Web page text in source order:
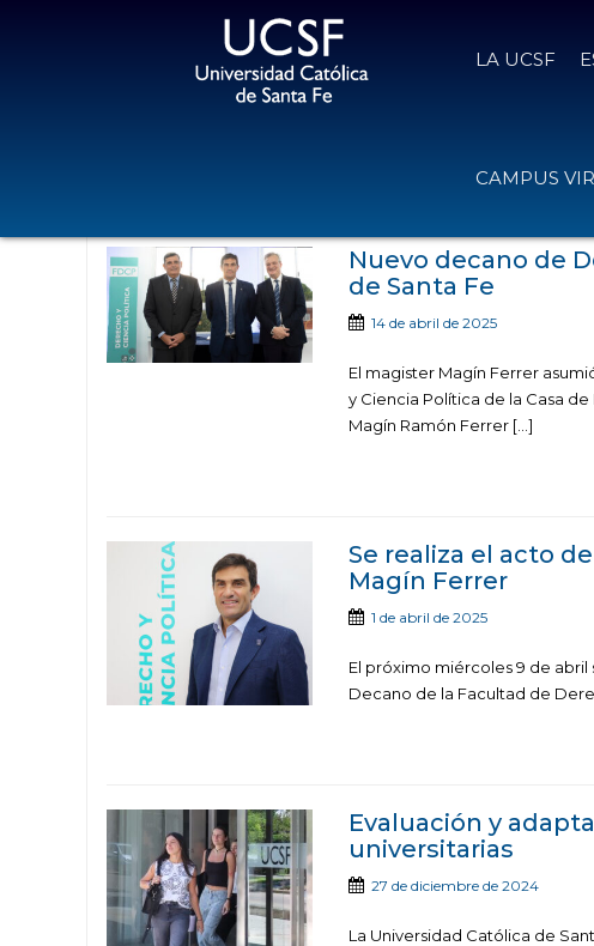
LA UCSF
CAMPUS
Nuevo decano de
de Santa Fe
14 de abril de 2025
El magister Magín Ferrer
y Ciencia Política de la Casa
Magín Ramón Ferrer […]
Se realiza el acto
Magín Ferrer
1 de abril de 2025
El próximo miércoles 9 de
Decano de la Facultad de
Evaluación y
universitarias
27 de diciembre de 2024
La Universidad Católica de